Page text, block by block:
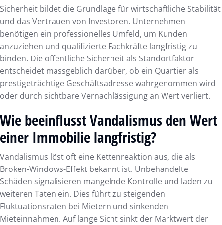
Sicherheit bildet die Grundlage für wirtschaftliche Stabilität
und das Vertrauen von Investoren. Unternehmen
benötigen ein professionelles Umfeld, um Kunden
anzuziehen und qualifizierte Fachkräfte langfristig zu
binden. Die öffentliche Sicherheit als Standortfaktor
entscheidet massgeblich darüber, ob ein Quartier als
prestigeträchtige Geschäftsadresse wahrgenommen wird
oder durch sichtbare Vernachlässigung an Wert verliert.
Wie beeinflusst Vandalismus den Wert
einer Immobilie langfristig?
Vandalismus löst oft eine Kettenreaktion aus, die als
Broken-Windows-Effekt bekannt ist. Unbehandelte
Schäden signalisieren mangelnde Kontrolle und laden zu
weiteren Taten ein. Dies führt zu steigenden
Fluktuationsraten bei Mietern und sinkenden
Mieteinnahmen. Auf lange Sicht sinkt der Marktwert der